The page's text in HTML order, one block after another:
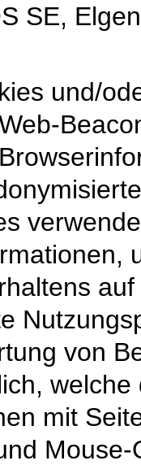
SE,
und/
von
mit